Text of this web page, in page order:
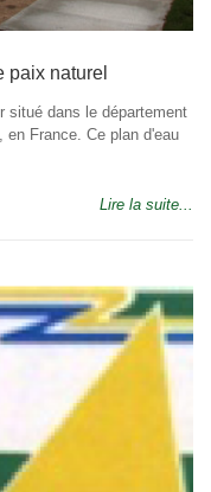
paix naturel
situé dans le département
France. Ce plan d'eau
Lire la suite...